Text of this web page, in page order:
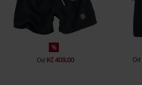
%
Od Kč 409,00 Od